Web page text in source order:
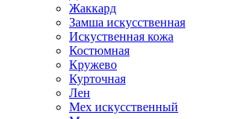
Жаккард
Замша искусственная
Искуственная кожа
Костюмная
Кружево
Курточная
Лен
Мех искусственный